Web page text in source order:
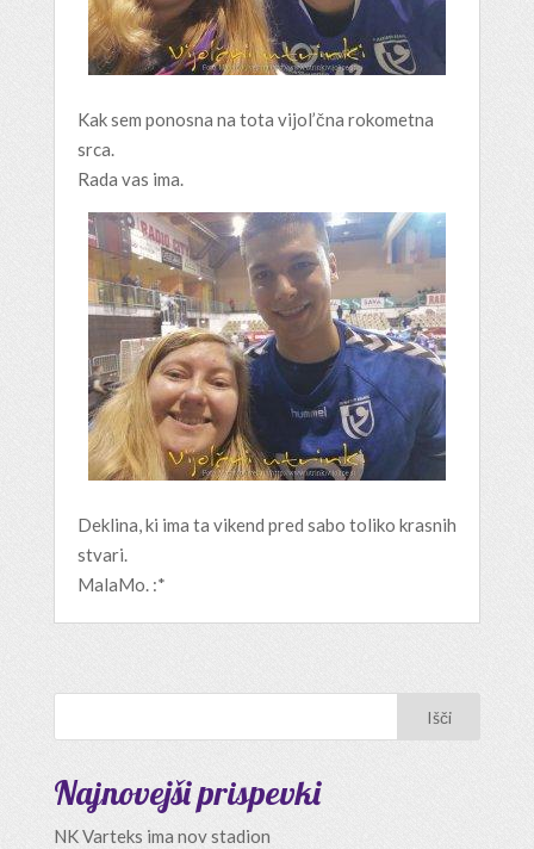
Kak sem ponosna na tota vijol’čna rokometna
srca.
Rada vas ima.
Deklina, ki ima ta vikend pred sabo toliko krasnih
stvari.
MalaMo. :*
Najnovejši prispevki
NK Varteks ima nov stadion